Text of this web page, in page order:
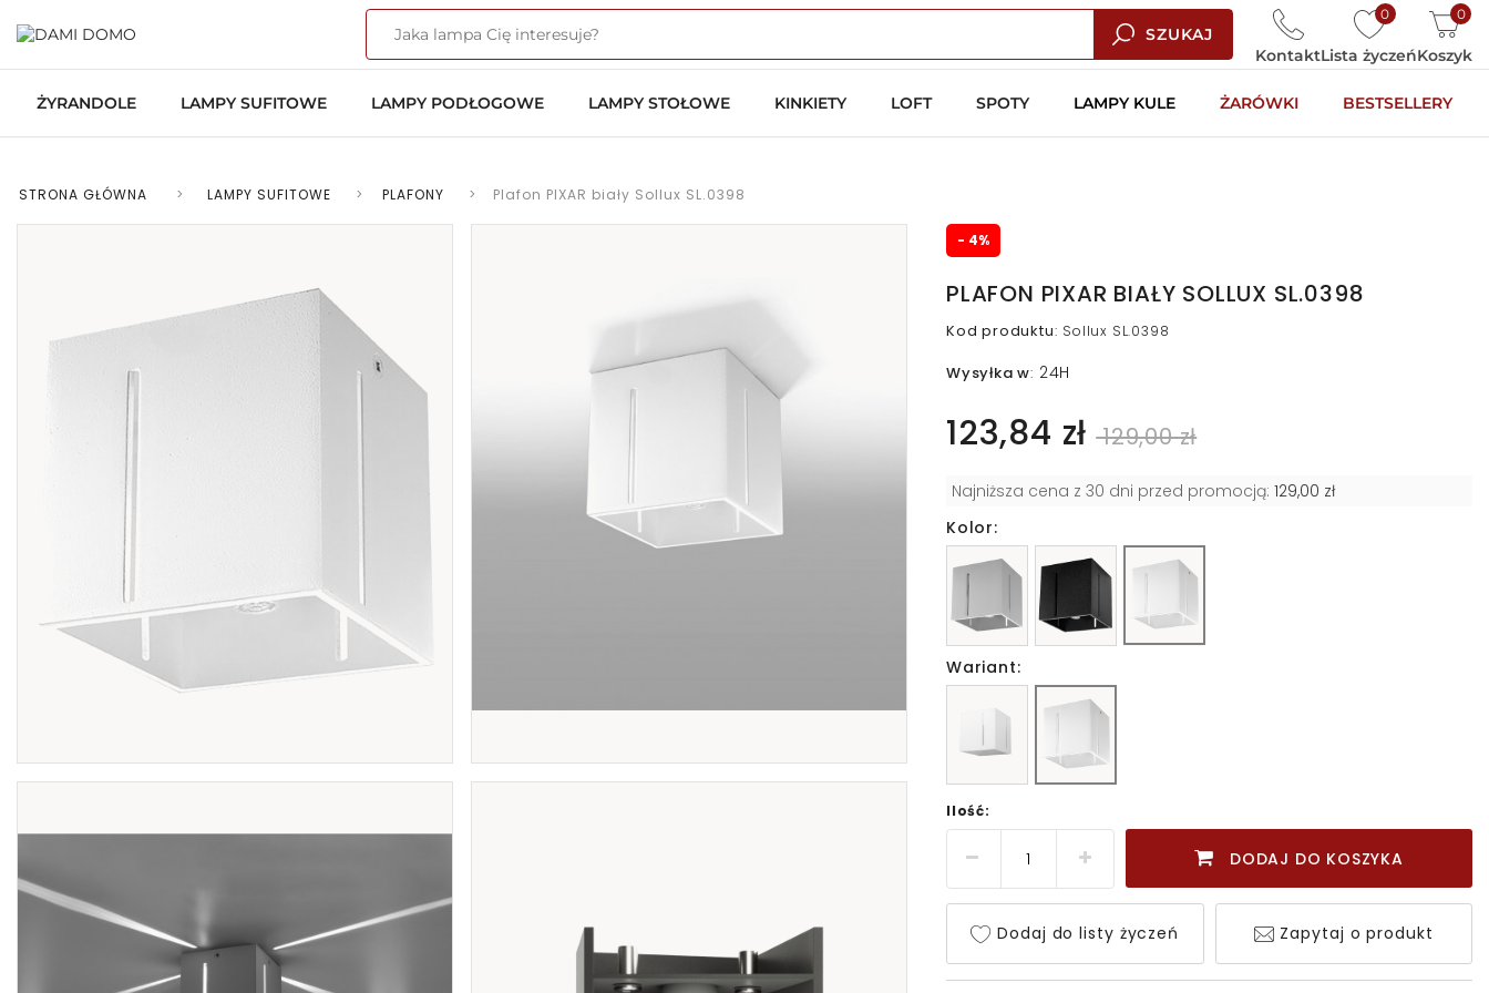
SZUKAJ
0
Lista życzeń
0
Koszyk
Kontakt
ŻYRANDOLE LAMPY SUFITOWE LAMPY PODŁOGOWE LAMPY STOŁOWE KINKIETY LOFT SPOTY LAMPY KULE ŻARÓWKI BESTSELLERY
STRONA GŁÓWNA > LAMPY SUFITOWE > PLAFONY > Plafon PIXAR biały Sollux SL.0398
- 4%
PLAFON PIXAR BIAŁY SOLLUX SL.0398
Kod produktu: Sollux SL.0398
Wysyłka w: 24H
123,84 zł 129,00 zł
Najniższa cena z 30 dni przed promocją: 129,00 zł
Kolor:
Wariant:
Ilość:
DODAJ DO KOSZYKA
Dodaj do listy życzeń Zapytaj o produkt